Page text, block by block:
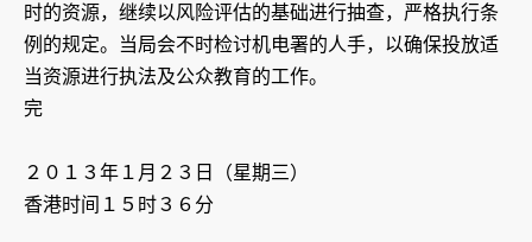
时的资源，继续以风险评估的基础进行抽查，严格执行条
例的规定。当局会不时检讨机电署的人手，以确保投放适
当资源进行执法及公众教育的工作。
完
２０１３年１月２３日（星期三）
香港时间１５时３６分